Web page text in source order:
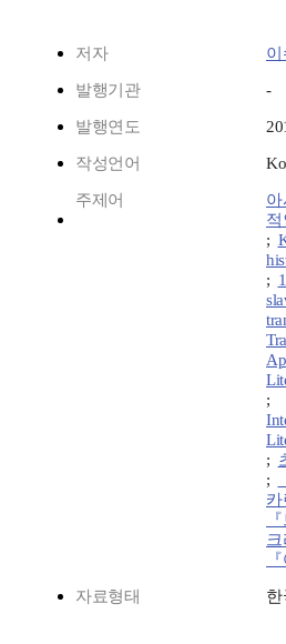
저자 이
발행기관 -
발행연도
작성언어
주제어
아
적
;
;
;
;
;
카
크
자료형태 한